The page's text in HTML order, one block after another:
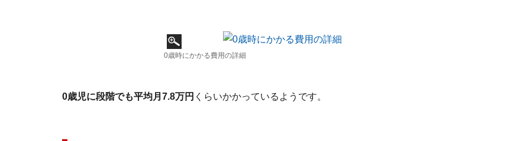
0歳時にかかる費用の詳細
0歳児に段階でも平均月7.8万円 くらいかかっているようです。